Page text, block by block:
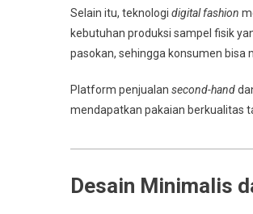
Selain itu, teknologi digital fashion
kebutuhan produksi sampel fisik
pasokan, sehingga konsumen bisa
Platform penjualan second-hand
mendapatkan pakaian berkualitas
Desain Minimalis